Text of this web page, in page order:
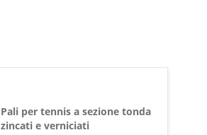
Pali per tennis a sezione tonda
zincati e verniciati